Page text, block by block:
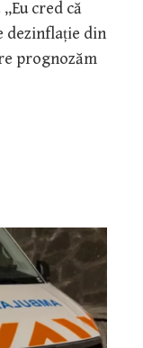
cred că
dezinflație din
prognozăm